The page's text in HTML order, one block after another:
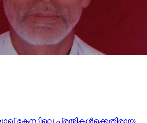
കേസിലെ പ്രതികള്‍ക്കെതിരായ